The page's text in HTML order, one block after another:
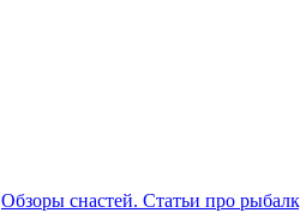
Обзоры снастей. Статьи про